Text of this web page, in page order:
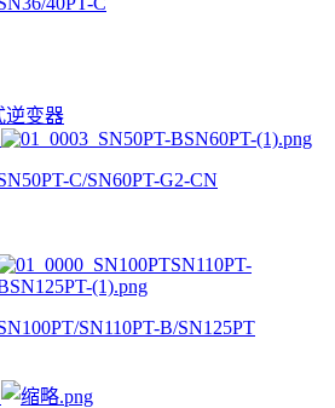
逆变器
C/SN60PT-G2-CN
SN110PT-B/SN125PT